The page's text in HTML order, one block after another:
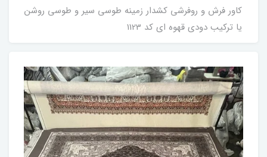
کاور فرش و روفرشی کشدار زمینه طوسی سیر و طوسی روشن
یا ترکیب دودی قهوه ای کد 1123